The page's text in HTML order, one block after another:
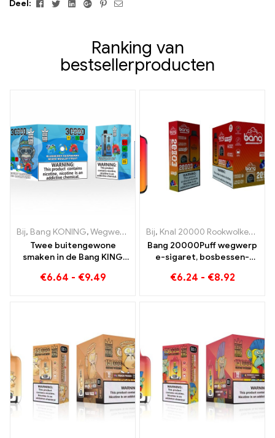
Deel:
FacebookTwitterenLinkedinGoogle+Pinterest
E-
Ranking van
bestsellerproducten
Bij, Bang KONING,Wegwerp e-sigaretten Litouwen ,Wegwerp e-
Twee buitengewone
smaken in de Bang KING
Zigarette Bosbes
€6.64 - €9.49
Bij, Knal 20000 Rookwolken ,
Bang 20000Puff wegwerp
e-sigaret, bosbessen-
dubbele mesh
€6.24 - €8.92